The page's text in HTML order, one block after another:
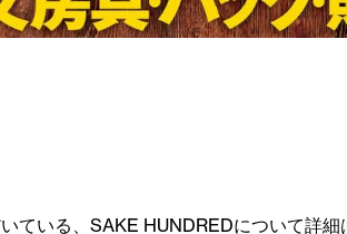
ている、SAKE HUNDREDについて詳細